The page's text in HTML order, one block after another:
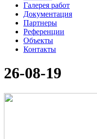
Галерея работ
Документация
Партнеры
Референции
Объекты
Контакты
26-08-19